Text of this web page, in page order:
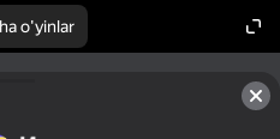
o'yinlar